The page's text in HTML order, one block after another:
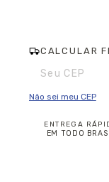
CALCULAR
Entregas para o
Não sei meu CEP
ENTREGA
EM TODO